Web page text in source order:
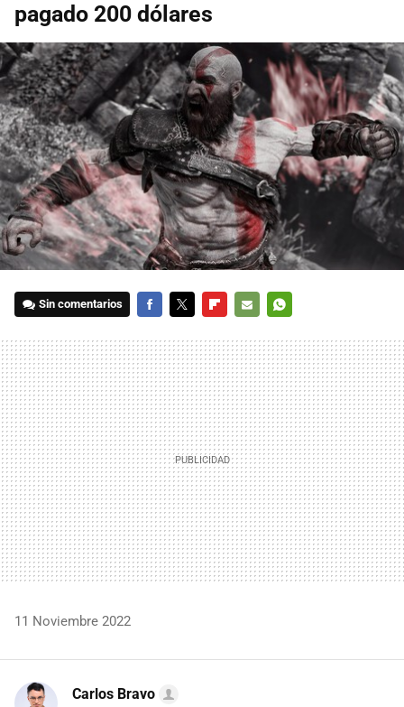
pagado 200 dólares
Sin comentarios
MAIL
11 Noviembre 2022
Carlos Bravo